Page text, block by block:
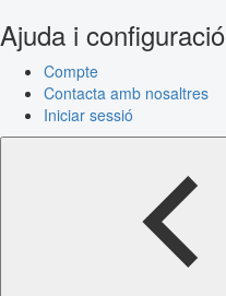
Ajuda i configuració
Compte
Contacta amb nosaltres
Iniciar sessió